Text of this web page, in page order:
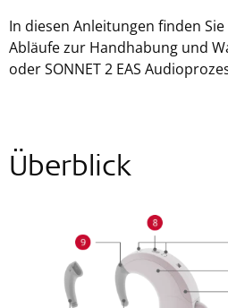
In diesen Anleitungen finden
Abläufe zur Handhabung und
oder SONNET 2 EAS
Überblick